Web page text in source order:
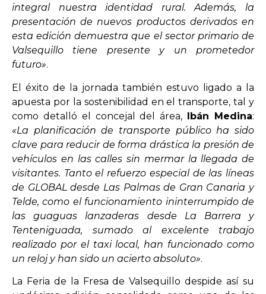
integral nuestra identidad rural. Además, la
presentación de nuevos productos derivados en
esta edición demuestra que el sector primario de
Valsequillo tiene presente y un prometedor
futuro».
El éxito de la jornada también estuvo ligado a la
apuesta por la sostenibilidad en el transporte, tal y
como detalló el concejal del área, Ibán Medina:
«La planificación de transporte público ha sido
clave para reducir de forma drástica la presión de
vehículos en las calles sin mermar la llegada de
visitantes. Tanto el refuerzo especial de las líneas
de GLOBAL desde Las Palmas de Gran Canaria y
Telde, como el funcionamiento ininterrumpido de
las guaguas lanzaderas desde La Barrera y
Tenteniguada, sumado al excelente trabajo
realizado por el taxi local, han funcionado como
un reloj y han sido un acierto absoluto».
La Feria de la Fresa de Valsequillo despide así su